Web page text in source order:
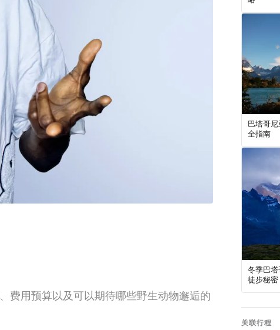
费用预算以及可以期待哪些野生动物邂逅的
巴塔哥
全指南
冬季巴
徒步秘密
关联行程